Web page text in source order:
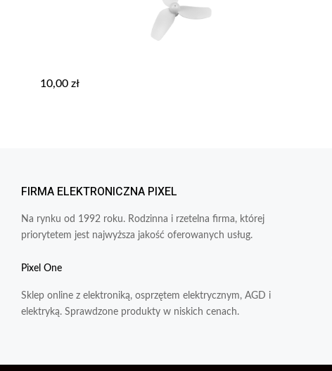
10,00 zł
FIRMA ELEKTRONICZNA PIXEL
Na rynku od 1992 roku. Rodzinna i rzetelna firma, której
priorytetem jest najwyższa jakość oferowanych usług.
Pixel One
Sklep online z elektroniką, osprzętem elektrycznym, AGD i
elektryką. Sprawdzone produkty w niskich cenach.